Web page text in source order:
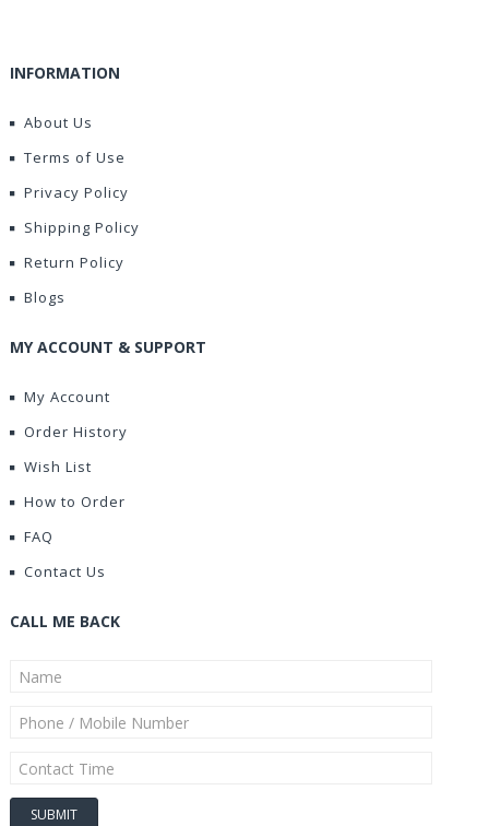
INFORMATION
About Us
Terms of Use
Privacy Policy
Shipping Policy
Return Policy
Blogs
MY ACCOUNT & SUPPORT
My Account
Order History
Wish List
How to Order
FAQ
Contact Us
CALL ME BACK